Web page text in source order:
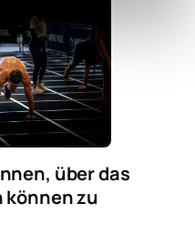
über das
zu